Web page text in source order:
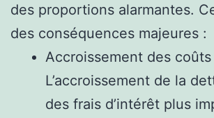
des proportions alarmantes.
des conséquences majeures :
Accroissement des coûts
L’accroissement de la
des frais d’intérêt plus